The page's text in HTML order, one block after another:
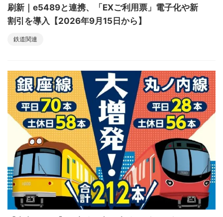
刷新｜e5489と連携、「EXご利用票」電子化や新
割引を導入【2026年9月15日から】
鉄道関連